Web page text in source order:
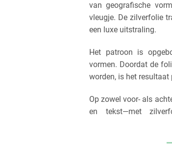
van geografische
vleugje. De zilverfolie
een luxe uitstraling.
Het patroon is
vormen. Doordat de
worden, is het resultaat
Op zowel voor- als
en tekst—met